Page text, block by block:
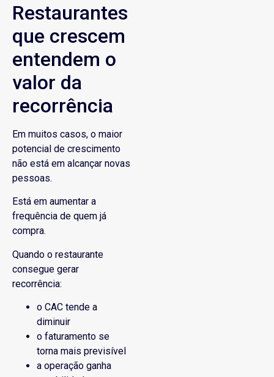
Restaurantes
que crescem
entendem o
valor da
recorrência
Em muitos casos, o maior
potencial de crescimento
não está em alcançar novas
pessoas.
Está em aumentar a
frequência de quem já
compra.
Quando o restaurante
consegue gerar
recorrência:
o CAC tende a
diminuir
o faturamento se
torna mais previsível
a operação ganha